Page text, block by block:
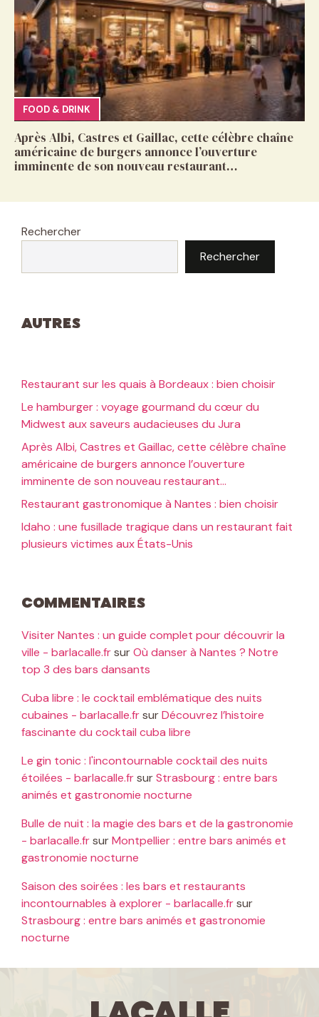
FOOD & DRINK
Après Albi, Castres et Gaillac, cette célèbre chaîne
américaine de burgers annonce l’ouverture
imminente de son nouveau restaurant…
Rechercher
Rechercher
Autres
Restaurant sur les quais à Bordeaux : bien choisir
Le hamburger : voyage gourmand du cœur du
Midwest aux saveurs audacieuses du Jura
Après Albi, Castres et Gaillac, cette célèbre chaîne
américaine de burgers annonce l’ouverture
imminente de son nouveau restaurant…
Restaurant gastronomique à Nantes : bien choisir
Idaho : une fusillade tragique dans un restaurant fait
plusieurs victimes aux États-Unis
Commentaires
Visiter Nantes : un guide complet pour découvrir la
ville - barlacalle.frsurOù danser à Nantes ? Notre
top 3 des bars dansants
Cuba libre : le cocktail emblématique des nuits
cubaines - barlacalle.frsurDécouvrez l’histoire
fascinante du cocktail cuba libre
Le gin tonic : l'incontournable cocktail des nuits
étoilées - barlacalle.frsurStrasbourg : entre bars
animés et gastronomie nocturne
Bulle de nuit : la magie des bars et de la gastronomie
- barlacalle.frsurMontpellier : entre bars animés et
gastronomie nocturne
Saison des soirées : les bars et restaurants
incontournables à explorer - barlacalle.frsur
Strasbourg : entre bars animés et gastronomie
nocturne